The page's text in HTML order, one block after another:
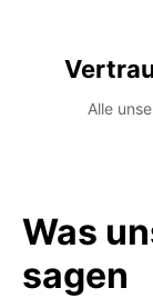
Alle
Was
sagen